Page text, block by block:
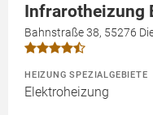
Infrarotheizung
Bahnstraße 38, 55276
HEIZUNG SPEZIALGEBIETE
Elektroheizung